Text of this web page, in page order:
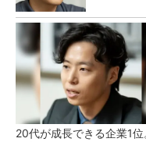
20代が成長できる企業1位